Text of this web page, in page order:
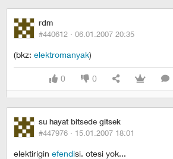
rdm
#440612 · 06.01.2007 20:35
(bkz: elektromanyak)
0 0
su hayat bitsede gitsek
#447976 · 15.01.2007 18:01
elektirigin efendisi. otesi yok...